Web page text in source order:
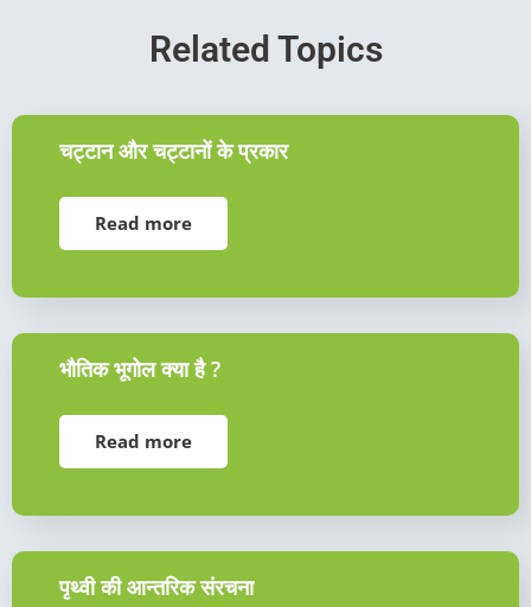
Related Topics
चट्टान और चट्टानों के प्रकार
Read more
भौतिक भूगोल क्या है ?
Read more
पृथ्वी की आन्तरिक संरचना